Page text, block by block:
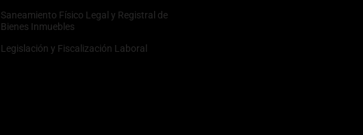
Saneamiento Físico Legal y Registral de
Bienes Inmuebles
Legislación y Fiscalización Laboral